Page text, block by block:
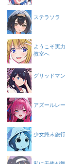
ステラソラ
ようこそ実
教室へ
グリッドマ
アズールレ
少女終末旅行